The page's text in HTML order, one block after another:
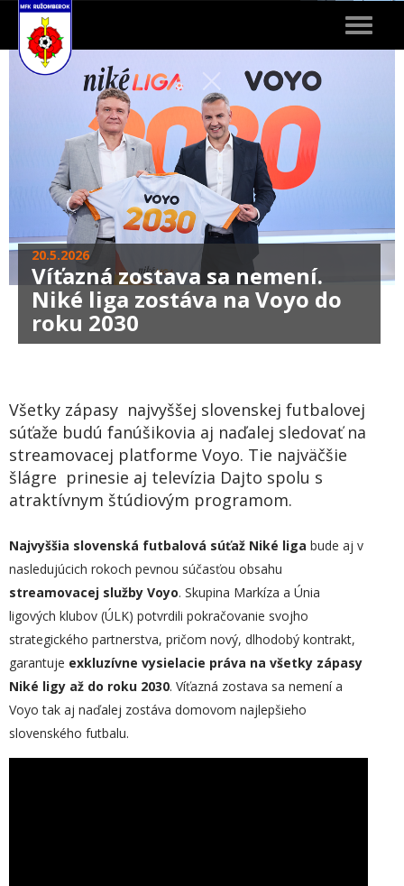
Toggle
20.5.2026
Víťazná zostava sa nemení.
Niké liga zostáva na Voyo do
roku 2030
Všetky zápasy najvyššej slovenskej futbalovej
súťaže budú fanúšikovia aj naďalej sledovať na
streamovacej platforme Voyo. Tie najväčšie
šlágre prinesie aj televízia Dajto spolu s
atraktívnym štúdiovým programom.
Najvyššia slovenská futbalová súťaž Niké liga bude aj v
nasledujúcich rokoch pevnou súčasťou obsahu
streamovacej služby Voyo. Skupina Markíza a Únia
ligových klubov (ÚLK) potvrdili pokračovanie svojho
strategického partnerstva, pričom nový, dlhodobý kontrakt,
garantuje exkluzívne vysielacie práva na všetky zápasy
Niké ligy až do roku 2030. Víťazná zostava sa nemení a
Voyo tak aj naďalej zostáva domovom najlepšieho
slovenského futbalu.